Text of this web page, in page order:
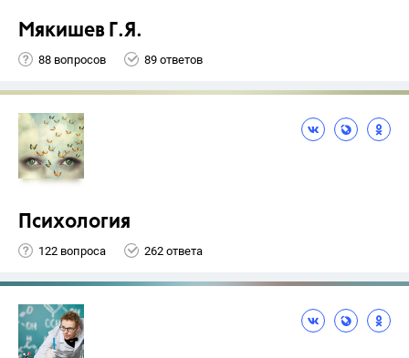
Мякишев Г.Я.
88 вопросов 89 ответов
Психология
122 вопроса 262 ответа